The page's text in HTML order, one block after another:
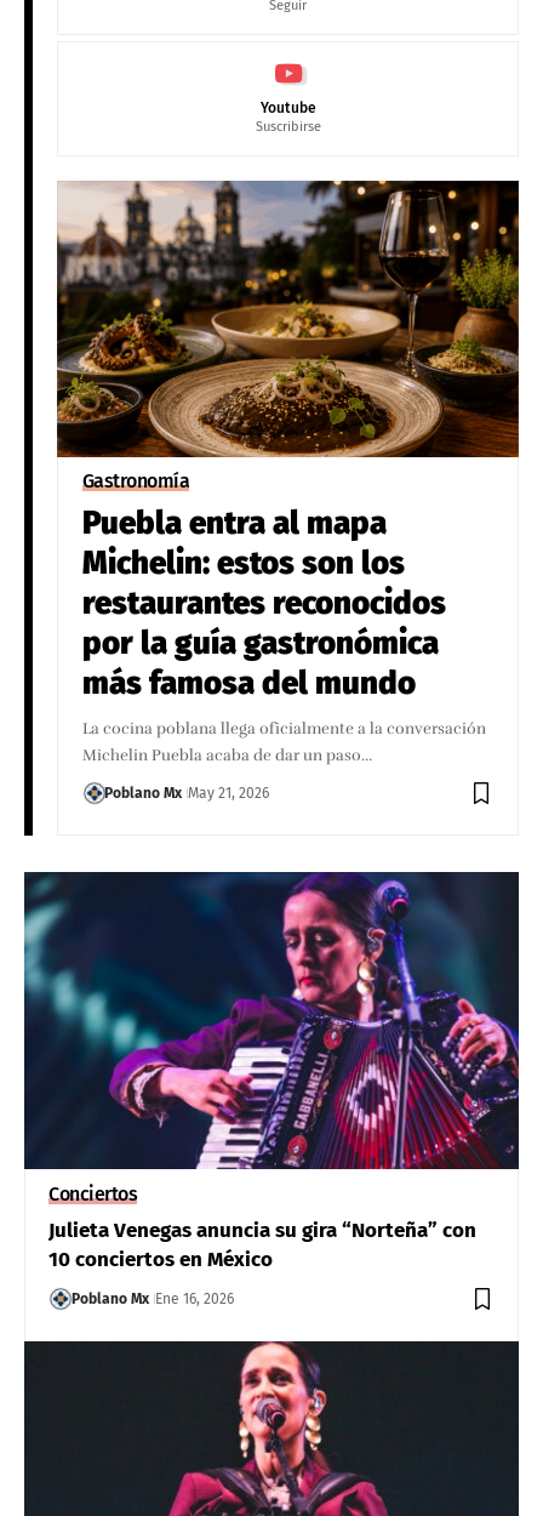
Seguir
Youtube
Suscribirse
Gastronomía
Puebla entra al mapa
Michelin: estos son los
restaurantes reconocidos
por la guía gastronómica
más famosa del mundo
La cocina poblana llega oficialmente a la conversación
Michelin Puebla acaba de dar un paso…
Poblano Mx May 21, 2026
Conciertos
Julieta Venegas anuncia su gira “Norteña” con
10 conciertos en México
Poblano Mx Ene 16, 2026